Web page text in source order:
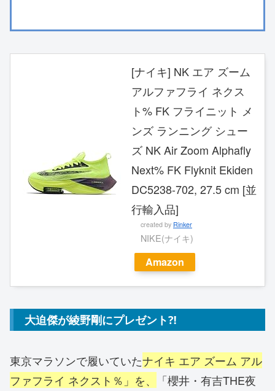
[ナイキ] NK エア ズーム
アルファフライ ネクス
ト% FK フライニット メ
ンズ ランニング シュー
ズ NK Air Zoom Alphafly
Next% FK Flyknit Ekiden
DC5238-702, 27.5 cm [並
行輸入品]
created by Rinker
NIKE(ナイキ)
Amazon
大迫傑が綾野剛にプレゼント⁈
東京マラソンで履いていたナイキ エア ズーム アル
ファフライ ネクスト％」を、
「櫻井・有吉THE夜